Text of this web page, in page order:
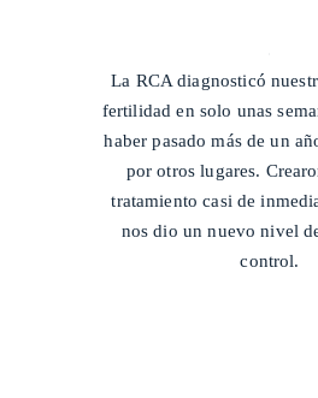
La RCA diagnosticó
fertilidad en solo unas
haber pasado más de un
por otros lugares.
tratamiento casi de
nos dio un nuevo nivel
control.